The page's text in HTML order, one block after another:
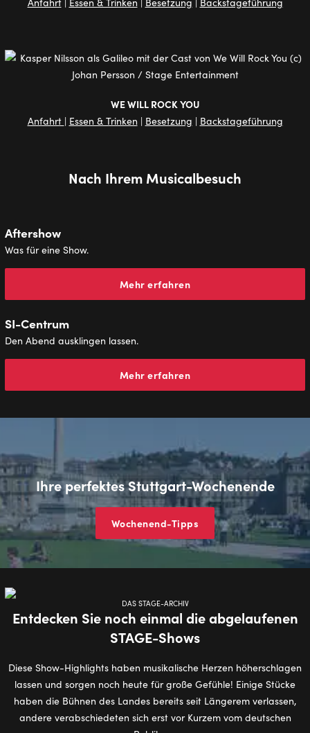
WE WILL ROCK YOU
Anfahrt | Essen & Trinken | Besetzung | Backstageführung
Nach Ihrem Musicalbesuch
Aftershow
Was für eine Show.
Mehr erfahren
SI-Centrum
Den Abend ausklingen lassen.
Mehr erfahren
Ihre perfektes Stuttgart-Wochenende
Wochenend-Tipps
DAS STAGE-ARCHIV
Entdecken Sie noch einmal die abgelaufenen
STAGE-Shows
Diese Show-Highlights haben musikalische Herzen höherschlagen
lassen und sorgen noch heute für große Gefühle! Einige Stücke
haben die Bühnen des Landes bereits seit Längerem verlassen,
andere verabschiedeten sich erst vor Kurzem vom deutschen